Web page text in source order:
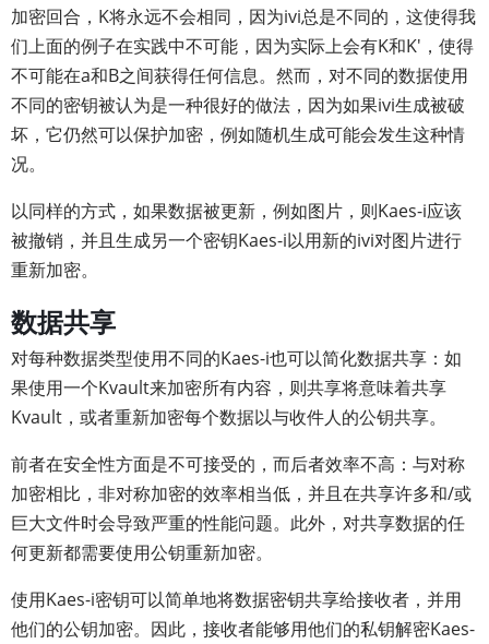
加密回合，K将永远不会相同，因为ivi总是不同的，这使得我
们上面的例子在实践中不可能，因为实际上会有K和K'，使得
不可能在a和B之间获得任何信息。然而，对不同的数据使用
不同的密钥被认为是一种很好的做法，因为如果ivi生成被破
坏，它仍然可以保护加密，例如随机生成可能会发生这种情
况。
以同样的方式，如果数据被更新，例如图片，则Kaes-i应该
被撤销，并且生成另一个密钥Kaes-i以用新的ivi对图片进行
重新加密。
数据共享
对每种数据类型使用不同的Kaes-i也可以简化数据共享：如
果使用一个Kvault来加密所有内容，则共享将意味着共享
Kvault，或者重新加密每个数据以与收件人的公钥共享。
前者在安全性方面是不可接受的，而后者效率不高：与对称
加密相比，非对称加密的效率相当低，并且在共享许多和/或
巨大文件时会导致严重的性能问题。此外，对共享数据的任
何更新都需要使用公钥重新加密。
使用Kaes-i密钥可以简单地将数据密钥共享给接收者，并用
他们的公钥加密。因此，接收者能够用他们的私钥解密Kaes-